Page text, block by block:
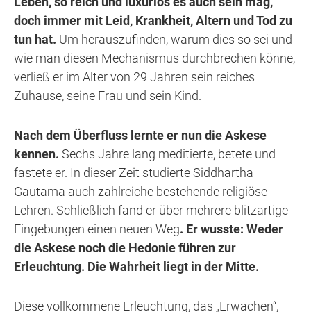
doch immer mit Leid, Krankheit, Altern und Tod zu
tun hat. Um herauszufinden, warum dies so sei und
wie man diesen Mechanismus durchbrechen könne,
verließ er im Alter von 29 Jahren sein reiches
Zuhause, seine Frau und sein Kind.
Nach dem Überfluss lernte er nun die Askese
kennen. Sechs Jahre lang meditierte, betete und
fastete er. In dieser Zeit studierte Siddhartha
Gautama auch zahlreiche bestehende religiöse
Lehren. Schließlich fand er über mehrere blitzartige
Eingebungen einen neuen Weg. Er wusste: Weder
die Askese noch die Hedonie führen zur
Erleuchtung. Die Wahrheit liegt in der Mitte.
Diese vollkommene Erleuchtung, das „Erwachen“,